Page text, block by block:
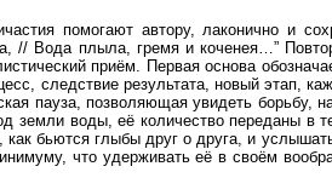
помогают автору, лаконично и
// Вода плыла, гремя и коченея…”
приём. Первая основа
следствие результата, новый этап,
пауза, позволяющая увидеть борьбу,
земли воды, её количество переданы в
бьются глыбы друг о друга, и
что удерживать её в своём